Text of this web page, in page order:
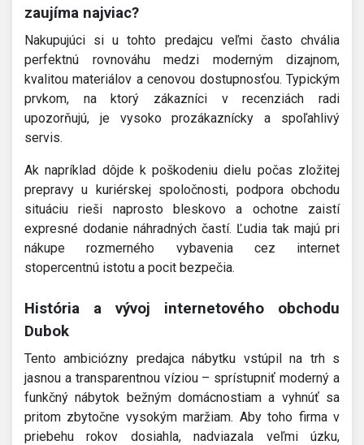
zaujíma najviac?
Nakupujúci si u tohto predajcu veľmi často chvália
perfektnú rovnováhu medzi moderným dizajnom,
kvalitou materiálov a cenovou dostupnosťou. Typickým
prvkom, na ktorý zákazníci v recenziách radi
upozorňujú, je vysoko prozákaznícky a spoľahlivý
servis.
Ak napríklad dôjde k poškodeniu dielu počas zložitej
prepravy u kuriérskej spoločnosti, podpora obchodu
situáciu rieši naprosto bleskovo a ochotne zaistí
expresné dodanie náhradných častí. Ľudia tak majú pri
nákupe rozmerného vybavenia cez internet
stopercentnú istotu a pocit bezpečia.
História a vývoj internetového obchodu
Dubok
Tento ambiciózny predajca nábytku vstúpil na trh s
jasnou a transparentnou víziou – sprístupniť moderný a
funkčný nábytok bežným domácnostiam a vyhnúť sa
pritom zbytočne vysokým maržiam. Aby toho firma v
priebehu rokov dosiahla, nadviazala veľmi úzku,